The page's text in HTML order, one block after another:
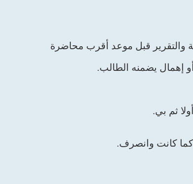
والتقرير قبل موعد أقرب محاضرة
إهمال يضمنه الطالب.
ثم بي.
كما كانت وانصرف.